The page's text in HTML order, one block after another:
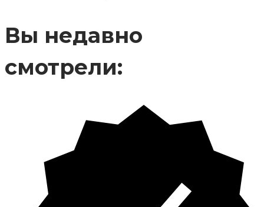
Вы недавно
смотрели: